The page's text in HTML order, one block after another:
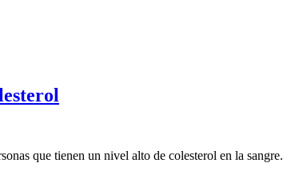
que tienen un nivel alto de colesterol en la sangre.